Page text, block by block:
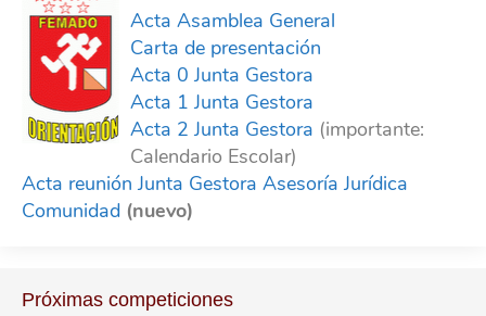
Acta Asamblea General
Carta de presentación
Acta 0 Junta Gestora
Acta 1 Junta Gestora
Acta 2 Junta Gestora (importante:
Calendario Escolar)
Acta reunión Junta Gestora Asesoría Jurídica
Comunidad (nuevo)
Próximas competiciones